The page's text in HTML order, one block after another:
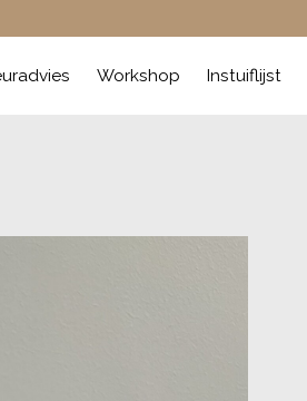
Workshop Instuiflijst